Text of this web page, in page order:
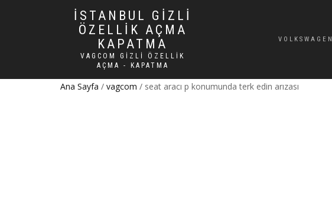
İSTANBUL GIZLI
ÖZELLIK AÇMA
KAPATMA
VAGCOM GIZLI ÖZELLIK
AÇMA - KAPATMA
VOLKSWAGEN
Ana Sayfa / vagcom / seat aracı p konumunda terk edin arızası